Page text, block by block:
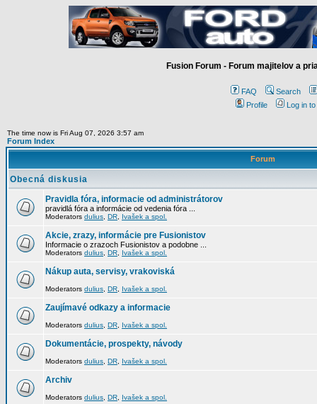
Fusion Forum - Forum majitelov a
FAQ
Search
Profile
Log in
The time now is Fri Aug 07, 2026 3:57 am
Forum Index
Forum
Obecná diskusia
Pravidla fóra, informacie od administrátorov
pravidlá fóra a informácie od vedenia fóra ...
Moderators dulius DR Ivašek a spol.
Akcie, zrazy, informácie pre Fusionistov
Informacie o zrazoch Fusionistov a podobne ...
Moderators dulius DR Ivašek a spol.
Nákup auta, servisy, vrakoviská
Moderators dulius DR Ivašek a spol.
Zaujímavé odkazy a informacie
Moderators dulius DR Ivašek a spol.
Dokumentácie, prospekty, návody
Moderators dulius DR Ivašek a spol.
Archiv
Moderators dulius DR Ivašek a spol.